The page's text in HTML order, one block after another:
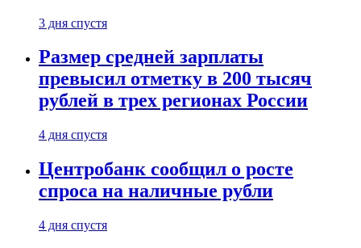
3 дня спустя
Размер средней зарплаты
превысил отметку в 200 тысяч
рублей в трех регионах России
4 дня спустя
Центробанк сообщил о росте
спроса на наличные рубли
4 дня спустя